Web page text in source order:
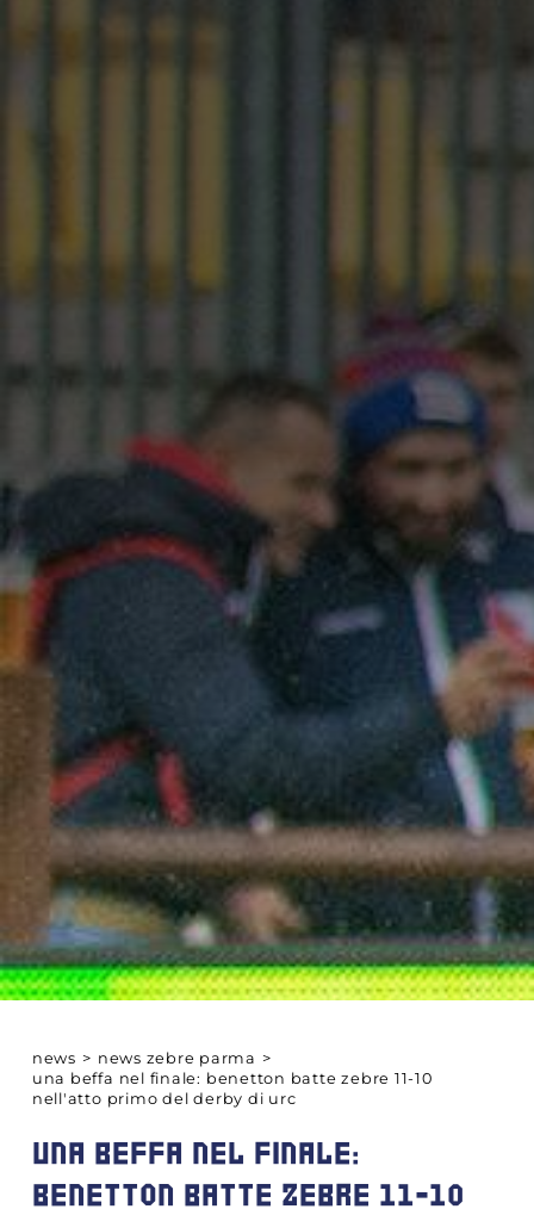
news > news zebre parma >
una beffa nel finale: benetton batte zebre 11-10
nell'atto primo del derby di urc
UNA BEFFA NEL FINALE:
BENETTON BATTE ZEBRE 11-10